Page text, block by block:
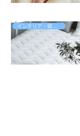
インテリア・寝具・収納